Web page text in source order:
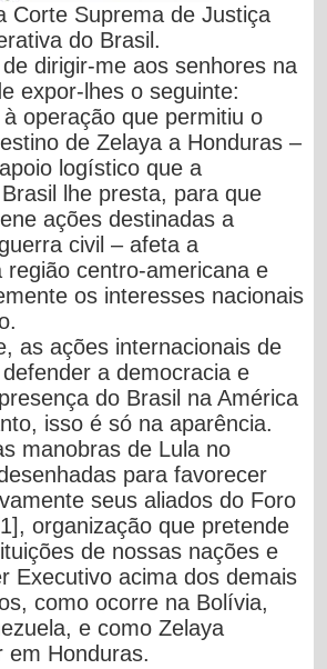
Corte Suprema de Justiça
do Brasil.
dirigir-me aos senhores na
expor-lhes o seguinte:
operação que permitiu o
de Zelaya a Honduras –
logístico que a
lhe presta, para que
ações destinadas a
civil – afeta a
região centro-americana e
os interesses nacionais
as ações internacionais de
a democracia e
do Brasil na América
isso é só na aparência.
manobras de Lula no
para favorecer
seus aliados do Foro
, organização que pretende
de nossas nações e
Executivo acima dos demais
como ocorre na Bolívia,
e como Zelaya
em Honduras.